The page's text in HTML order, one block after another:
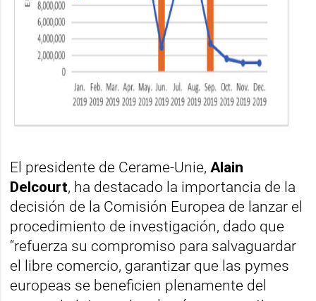
El presidente de Cerame-Unie,Alain
Delcourt, ha destacado la importancia de la
decisión de la Comisión Europea de lanzar el
procedimiento de investigación, dado que
“refuerza su compromiso para salvaguardar
el libre comercio, garantizar que las pymes
europeas se beneficien plenamente del